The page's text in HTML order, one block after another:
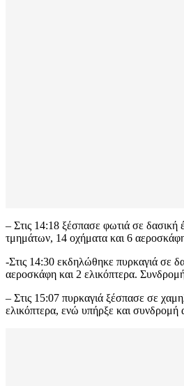
– Στις 14:18 ξέσπασε φωτιά σε δασική
τμημάτων, 14 οχήματα και 6
-Στις 14:30 εκδηλώθηκε πυρκαγιά σε
αεροσκάφη και 2 ελικόπτερα.
– Στις 15:07 πυρκαγιά ξέσπασε σε
ελικόπτερα, ενώ υπήρξε και